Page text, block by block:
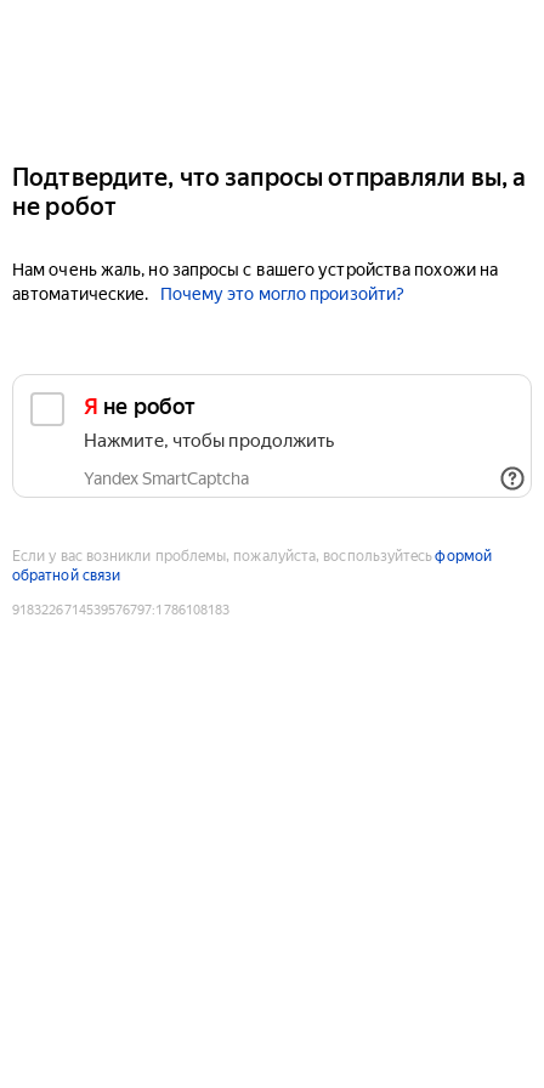
Подтвердите, что запросы отправляли вы, а
не робот
Нам очень жаль, но запросы с вашего устройства похожи на
автоматические.
Почему это могло произойти?
Я не робот
Нажмите, чтобы продолжить
Yandex SmartCaptcha
Если у вас возникли проблемы, пожалуйста, воспользуйтесьформой
обратной связи
9183226714539576797:1786108183